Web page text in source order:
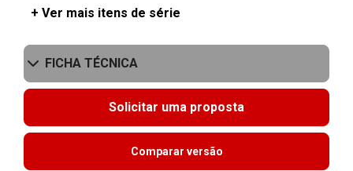
+ Ver mais itens de série
FICHA TÉCNICA
Solicitar uma proposta
Comparar versão